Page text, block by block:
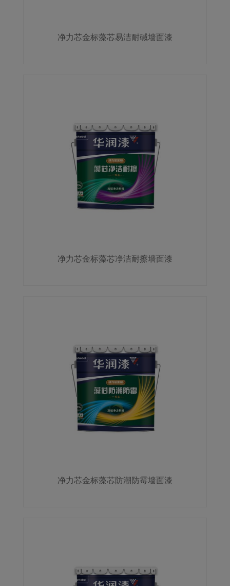
净力芯金标藻芯易洁耐碱墙面漆
净力芯金标藻芯净洁耐擦墙面漆
净力芯金标藻芯防潮防霉墙面漆